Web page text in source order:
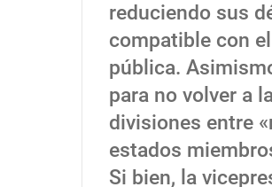
reduciendo sus
compatible con
pública.
para no volver a
divisiones entre
estados
Si bien, la